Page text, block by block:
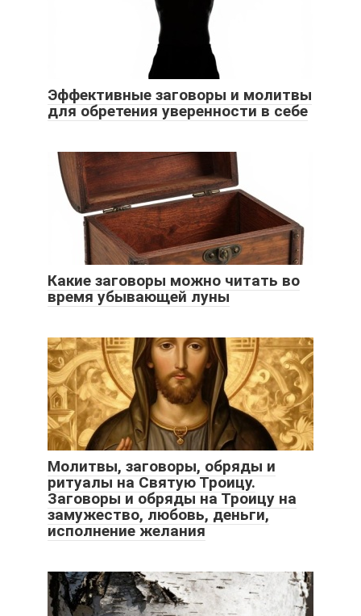
Эффективные заговоры и молитвы
для обретения уверенности в себе
Какие заговоры можно читать во
время убывающей луны
Молитвы, заговоры, обряды и
ритуалы на Святую Троицу.
Заговоры и обряды на Троицу на
замужество, любовь, деньги,
исполнение желания